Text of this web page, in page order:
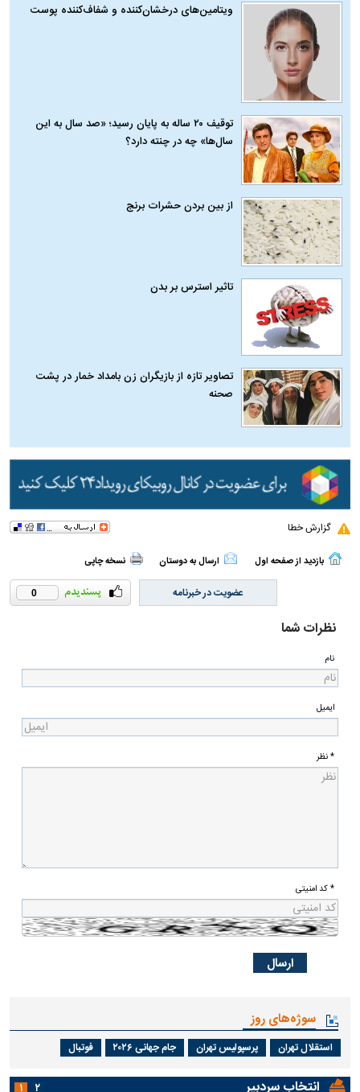
ویتامین‌های درخشان‌کننده و شفاف‌کننده پوست
توقیف ۲۰ ساله به پایان رسید؛ «صد سال به این
سال‌ها» چه در چنته دارد؟
از بین بردن حشرات برنج
تاثیر استرس بر بدن
تصاویر تازه از بازیگران زن بامداد خمار در پشت
صحنه
گزارش خطا
بازدید از صفحه اول ارسال به دوستان نسخه چاپی
0 عضویت در خبرنامه
نظرات شما
نام
ایمیل
* نظر
* کد امنیتی
سوژه‌های روز
استقلال تهران پرسپولیس تهران جام جهانی ۲۰۲۶ فوتبال